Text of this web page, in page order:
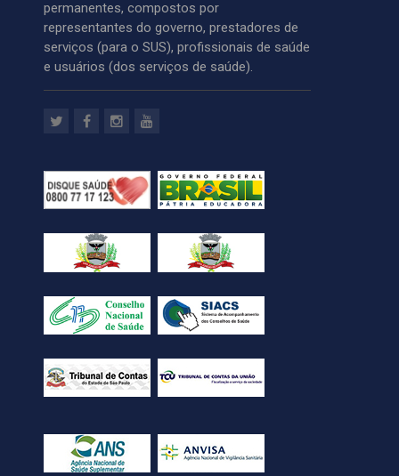
permanentes, compostos por
representantes do governo, prestadores de
serviços (para o SUS), profissionais de saúde
e usuários (dos serviços de saúde).